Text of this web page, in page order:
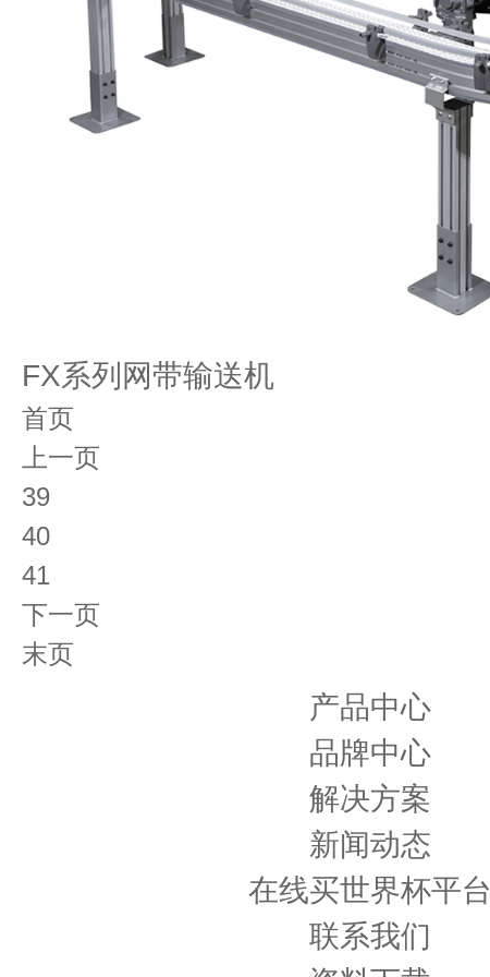
FX系列网带输送机
首页
上一页
39
40
41
下一页
末页
产品中心
品牌中心
解决方案
新闻动态
在线买世界杯平台
联系我们